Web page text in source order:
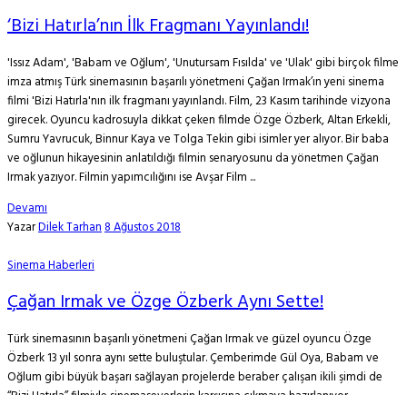
‘Bizi Hatırla’nın İlk Fragmanı Yayınlandı!
'Issız Adam', 'Babam ve Oğlum', 'Unutursam Fısılda' ve 'Ulak' gibi birçok filme
imza atmış Türk sinemasının başarılı yönetmeni Çağan Irmak’ın yeni sinema
filmi 'Bizi Hatırla'nın ilk fragmanı yayınlandı. Film, 23 Kasım tarihinde vizyona
girecek. Oyuncu kadrosuyla dikkat çeken filmde Özge Özberk, Altan Erkekli,
Sumru Yavrucuk, Binnur Kaya ve Tolga Tekin gibi isimler yer alıyor. Bir baba
ve oğlunun hikayesinin anlatıldığı filmin senaryosunu da yönetmen Çağan
Irmak yazıyor. Filmin yapımcılığını ise Avşar Film ...
Devamı
YazarDilek Tarhan8 Ağustos 2018
Sinema Haberleri
Çağan Irmak ve Özge Özberk Aynı Sette!
Türk sinemasının başarılı yönetmeni Çağan Irmak ve güzel oyuncu Özge
Özberk 13 yıl sonra aynı sette buluştular. Çemberimde Gül Oya, Babam ve
Oğlum gibi büyük başarı sağlayan projelerde beraber çalışan ikili şimdi de